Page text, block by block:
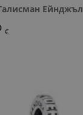
Ейнджъл
€